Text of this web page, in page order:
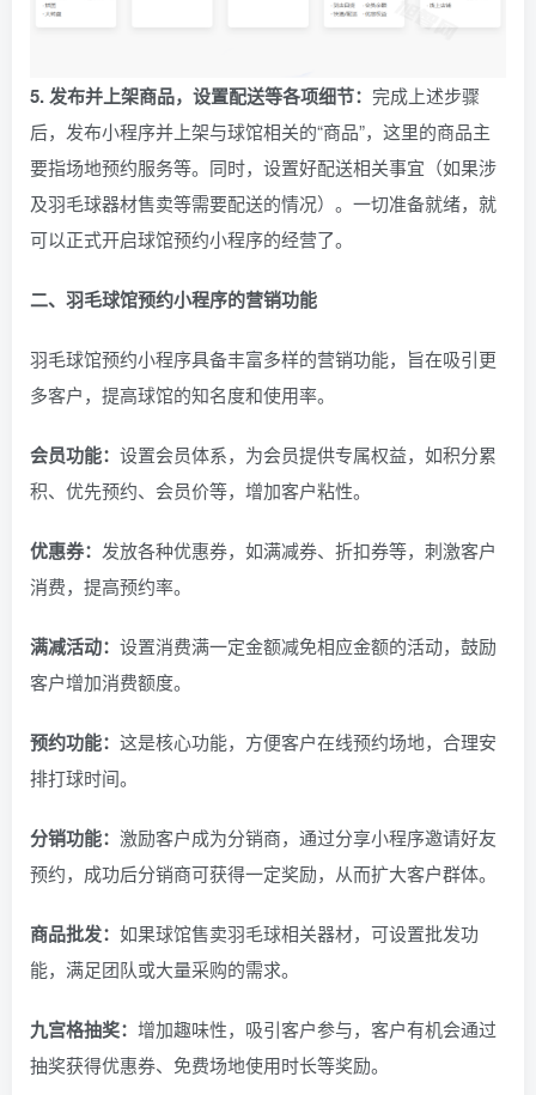
5. 发布并上架商品，设置配送等各项细节： 完成上述步骤
后，发布小程序并上架与球馆相关的“商品”，这里的商品主
要指场地预约服务等。同时，设置好配送相关事宜（如果涉
及羽毛球器材售卖等需要配送的情况）。一切准备就绪，就
可以正式开启球馆预约小程序的经营了。
二、羽毛球馆预约小程序的营销功能
羽毛球馆预约小程序具备丰富多样的营销功能，旨在吸引更
多客户，提高球馆的知名度和使用率。
会员功能： 设置会员体系，为会员提供专属权益，如积分累
积、优先预约、会员价等，增加客户粘性。
优惠券： 发放各种优惠券，如满减券、折扣券等，刺激客户
消费，提高预约率。
满减活动： 设置消费满一定金额减免相应金额的活动，鼓励
客户增加消费额度。
预约功能： 这是核心功能，方便客户在线预约场地，合理安
排打球时间。
分销功能： 激励客户成为分销商，通过分享小程序邀请好友
预约，成功后分销商可获得一定奖励，从而扩大客户群体。
商品批发： 如果球馆售卖羽毛球相关器材，可设置批发功
能，满足团队或大量采购的需求。
九宫格抽奖： 增加趣味性，吸引客户参与，客户有机会通过
抽奖获得优惠券、免费场地使用时长等奖励。